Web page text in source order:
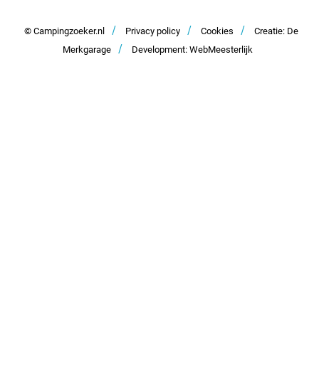
Kontakt
© Campingzoeker.nl / Privacy policy / Cookies /
Creatie: De
Merkgarage
/ Development: WebMeesterlijk